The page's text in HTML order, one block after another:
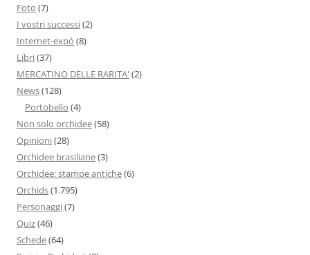
Foto (7)
I vostri successi(2)
Internet-expò (8)
Libri(37)
MERCATINO DELLE RARITA' (2)
News(128)
Portobello (4)
Non solo orchidee(58)
Opinioni(28)
Orchidee brasiliane(3)
Orchidee: stampe antiche(6)
Orchids(1.795)
Personaggi(7)
Quiz(46)
Schede(64)